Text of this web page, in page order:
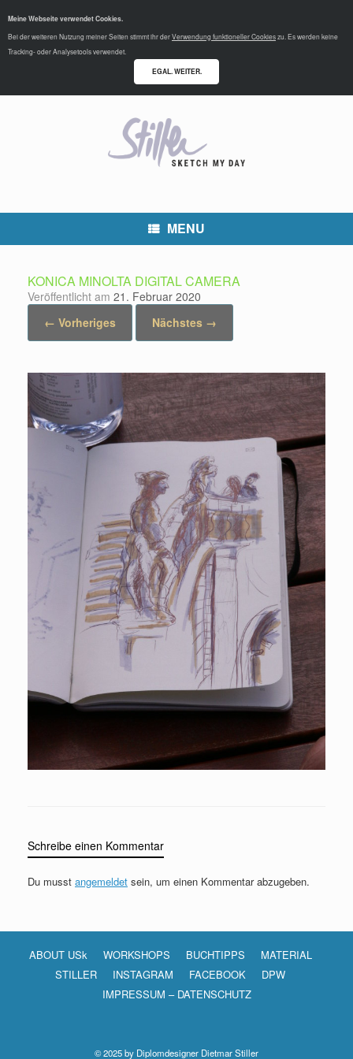
MENU
KONICA MINOLTA DIGITAL CAMERA
Veröffentlicht am 21. Februar 2020
← Vorheriges
Nächstes →
Schreibe einen Kommentar
Du musst angemeldet sein, um einen Kommentar abzugeben.
ABOUT USk WORKSHOPS BUCHTIPPS
MATERIAL
STILLER
INSTAGRAM FACEBOOK
DPW
IMPRESSUM – DATENSCHUTZ
© 2025 by Diplomdesigner Dietmar Stiller
Meine Webseite verwendet Cookies.
Bei der weiteren Nutzung meiner Seiten stimmt ihr derVerwendung funktioneller Cookieszu. Es werden keine
Tracking- oder Analysetools verwendet.
EGAL. WEITER.